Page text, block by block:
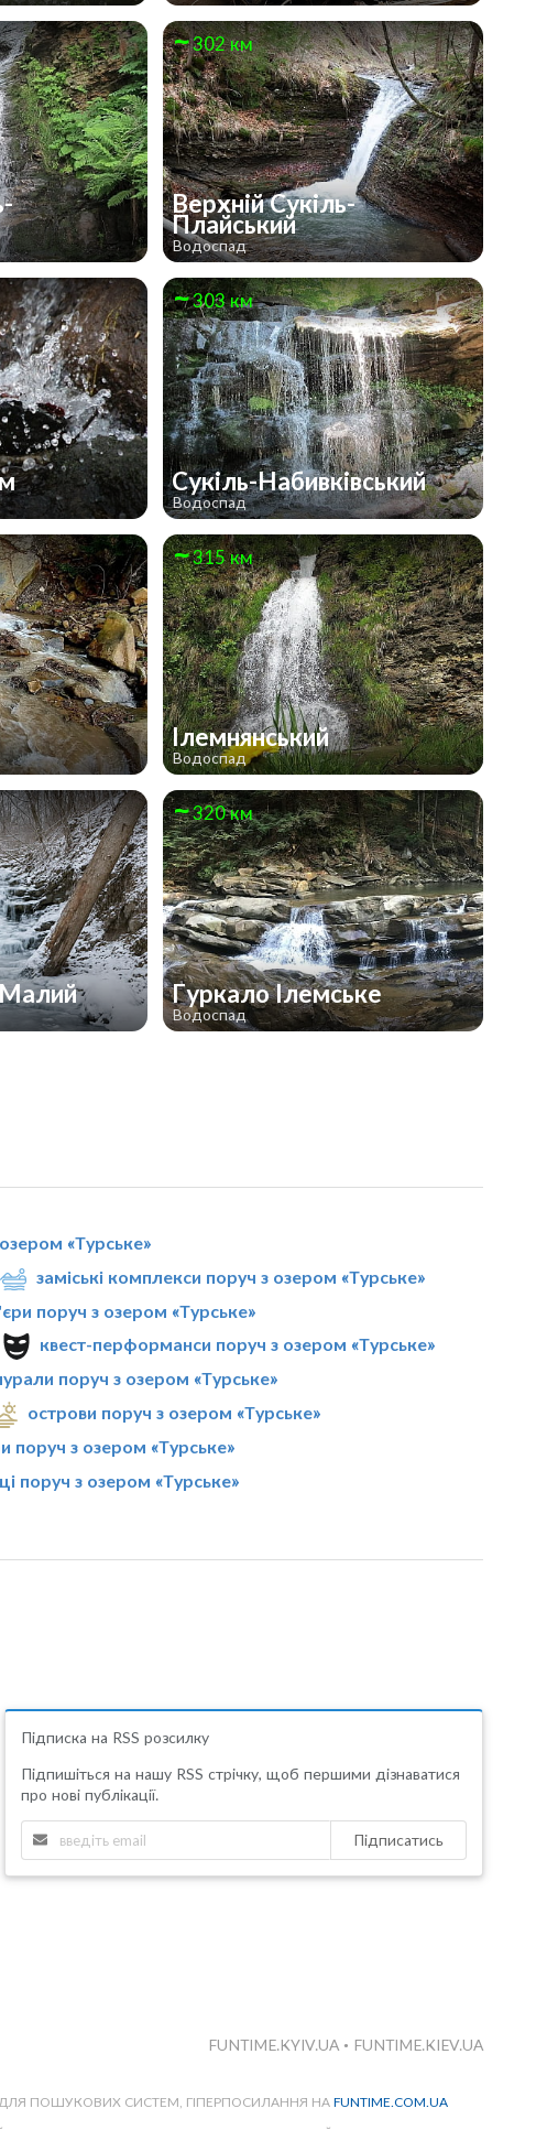
302 км
Верхній Сукіль-
Плайський
Водоспад
303 км
Сукіль-Набивківський
Водоспад
315 км
Ілемнянський
Водоспад
Малий
320 км
Гуркало Ілемське
Водоспад
«Турське»
заміські комплекси поруч з озером «Турське»
поруч з озером «Турське»
квест-перформанси поруч з озером «Турське»
поруч з озером «Турське»
острови поруч з озером «Турське»
поруч з озером «Турське»
поруч з озером «Турське»
Підписка на RSS розсилку
Підпишіться на нашу RSS стрічку, щоб першими дізнаватися
про нові публікації.
Підписатись
FUNTIME.KYIV.UA • FUNTIME.KIEV.UA
ПОШУКОВИХ СИСТЕМ, ГІПЕРПОСИЛАННЯ НА FUNTIME.COM.UA